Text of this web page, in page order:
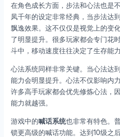
在角色成长方面，步法和心法也是
凤千年的设定非常经典，当步法达
飘逸效果。这不仅仅是视觉上的变
了明显提升。很多玩家都会专门花
斗中，移动速度往往决定了生存能力
心法系统同样非常关键。当心法达
能力会明显提升。心法不仅影响内
许多高手玩家都会优先修炼心法，
能力就越强。
游戏中的喊话系统也非常有特色。
锁更高级的喊话功能。达到10级之